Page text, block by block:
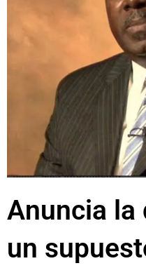
Anuncia la
un